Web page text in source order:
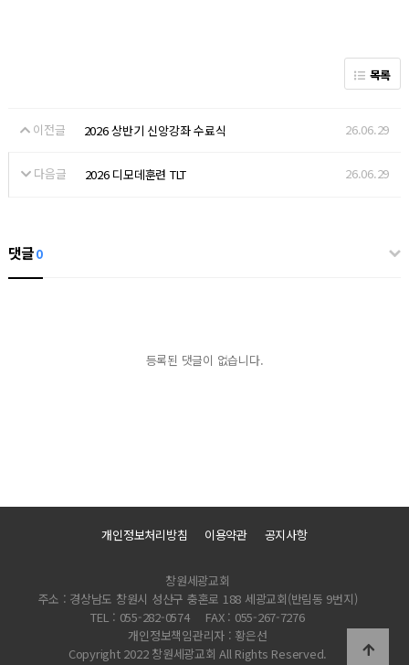
목록
이전글 2026 상반기 신앙강좌 수료식 26.06.29
다음글 2026 디모데훈련 TLT 26.06.29
댓글0
등록된 댓글이 없습니다.
개인정보처리방침 이용약관 공지사항
창원세광교회
주소 : 경상남도 창원시 성산구 충혼로 188 세광교회(반림동 9번지)
TEL : 055-282-0574
FAX : 055-267-7276
개인정보책임관리자 : 황은선
Copyright 2022 창원세광교회 All Rights Reserved.